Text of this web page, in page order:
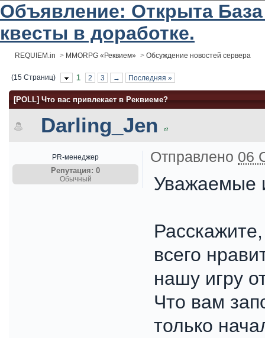
Объявление: Открыта
квесты в доработке.
REQUIEM.in > MMORPG «Реквием» > Обсуждение новостей сервера
(15 Страниц) 1 2 3 → Последняя »
[POLL] Что вас привлекает в Реквиеме?
Darling_Jen
PR-менеджер
Репутация: 0
Обычный
Отправлено 06
Уважаемые
всего
нашу игру
Что вам
только